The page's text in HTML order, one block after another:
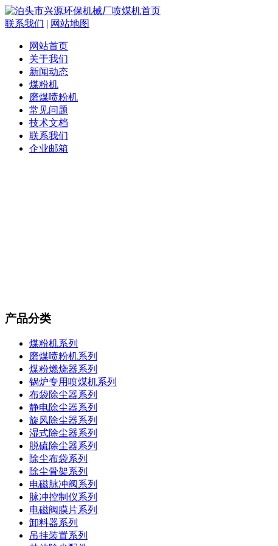
联系我们 | 网站地图
网站首页
关于我们
新闻动态
煤粉机
磨煤喷粉机
常见问题
技术文档
联系我们
企业邮箱
产品分类
煤粉机系列
磨煤喷粉机系列
煤粉燃烧器系列
锅炉专用喷煤机系列
布袋除尘器系列
静电除尘器系列
旋风除尘器系列
湿式除尘器系列
脱硫除尘器系列
除尘布袋系列
除尘骨架系列
电磁脉冲阀系列
脉冲控制仪系列
电磁阀膜片系列
卸料器系列
吊挂装置系列